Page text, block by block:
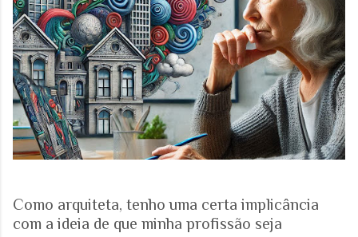
Como arquiteta, tenho uma certa implicância
com a ideia de que minha profissão seja